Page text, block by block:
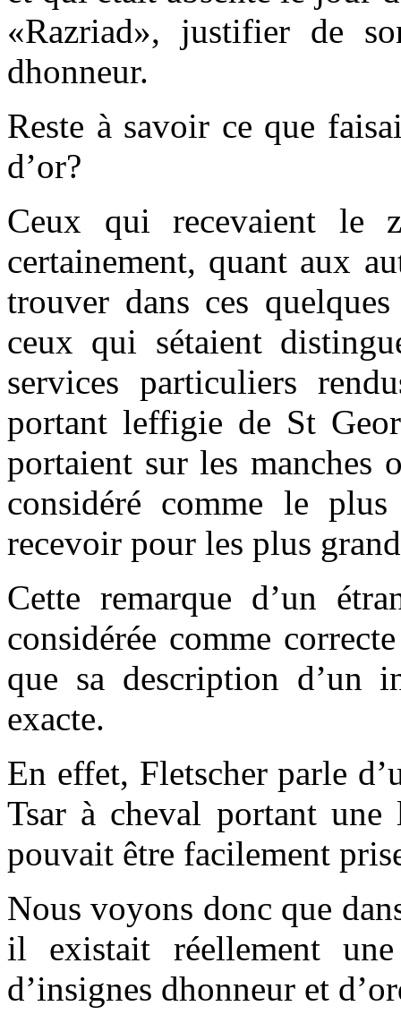
«Razriad», justifier de
dhonneur.
Reste à savoir ce que
d’or?
Ceux qui recevaient le
certainement, quant aux
trouver dans ces
ceux qui sétaient
services particuliers
portant leffigie de St
portaient sur les manches
considéré comme le
recevoir pour les plus
Cette remarque d’un
considérée comme
que sa description d’un
exacte.
En effet, Fletscher parle
Tsar à cheval portant
pouvait être facilement
Nous voyons donc que
il existait réellement
d’insignes dhonneur et